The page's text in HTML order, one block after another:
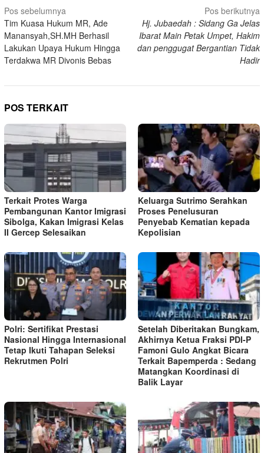
Navigasi
pos
Pos sebelumnya
Tim Kuasa Hukum MR, Ade
Manansyah,SH.MH Berhasil
Lakukan Upaya Hukum Hingga
Terdakwa MR Divonis Bebas
Pos berikutnya
Hj. Jubaedah : Sidang Ga Jelas
Ibarat Main Petak Umpet, Hakim
dan penggugat Bergantian Tidak
Hadir
POS TERKAIT
Terkait Protes Warga
Pembangunan Kantor Imigrasi
Sibolga, Kakan Imigrasi Kelas
II Gercep Selesaikan
Keluarga Sutrimo Serahkan
Proses Penelusuran
Penyebab Kematian kepada
Kepolisian
Polri: Sertifikat Prestasi
Nasional Hingga Internasional
Tetap Ikuti Tahapan Seleksi
Rekrutmen Polri
Setelah Diberitakan Bungkam,
Akhirnya Ketua Fraksi PDI-P
Famoni Gulo Angkat Bicara
Terkait Bapemperda : Sedang
Matangkan Koordinasi di
Balik Layar